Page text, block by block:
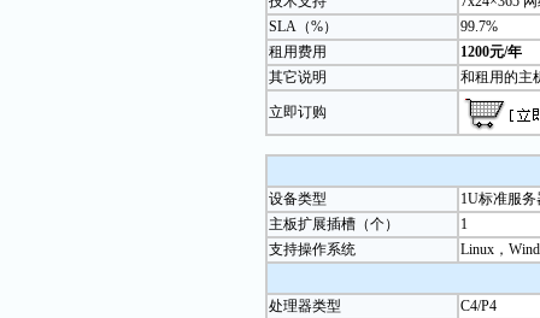
SLA（%）
99.7%
租用费用
1200元/年
其它说明
和租用的主
立即订购
设备类型
1U标准服务
主板扩展插槽（个）
1
支持操作系统
Linux，
处理器类型
C4/P4